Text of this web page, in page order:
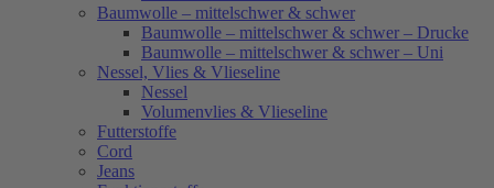
Baumwolle – mittelschwer & schwer
Baumwolle – mittelschwer & schwer – Drucke
Baumwolle – mittelschwer & schwer – Uni
Nessel, Vlies & Vlieseline
Nessel
Volumenvlies & Vlieseline
Futterstoffe
Cord
Jeans